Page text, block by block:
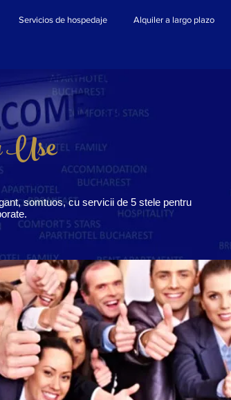
Servicios de hospedaje Alquiler a largo plazo
somtuos, cu servicii de 5 stele pentru